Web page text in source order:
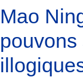
Mao